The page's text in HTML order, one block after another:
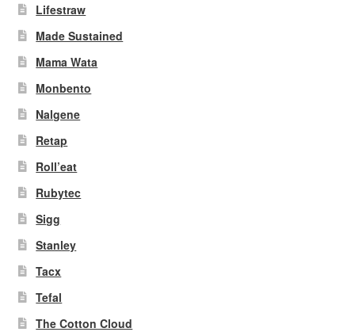
Lifestraw
Made Sustained
Mama Wata
Monbento
Nalgene
Retap
Roll’eat
Rubytec
Sigg
Stanley
Tacx
Tefal
The Cotton Cloud